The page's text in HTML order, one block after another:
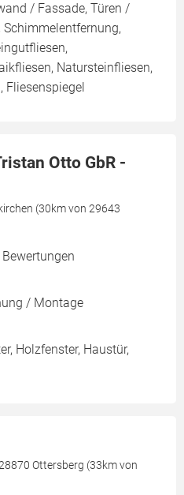
/ Fassade, Türen /
Schimmelentfernung,
Natursteinfliesen,
Fliesenspiegel
Otto GbR -
(30km von 29643
/ Montage
Holzfenster, Haustür,
Ottersberg (33km von